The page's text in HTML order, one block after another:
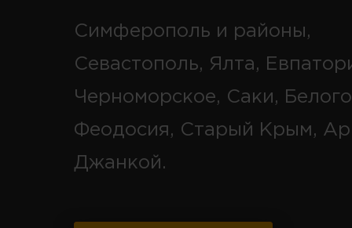
Симферополь и районы,
Севастополь, Ялта,
Черноморское, Саки,
Феодосия, Старый Крым,
Джанкой.